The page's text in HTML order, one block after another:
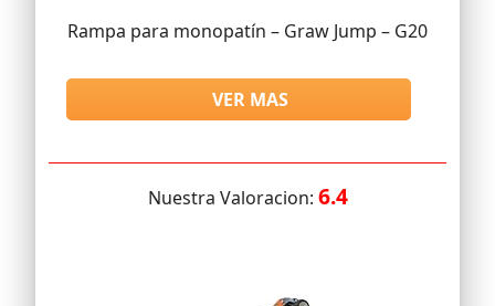
Rampa para monopatín – Graw Jump – G20
VER MAS
Nuestra Valoracion: 6.4